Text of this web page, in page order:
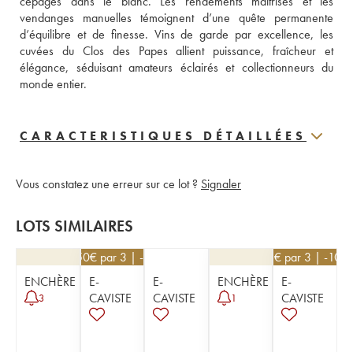
vendanges manuelles témoignent d’une quête permanente
d’équilibre et de finesse. Vins de garde par excellence, les
cuvées du Clos des Papes allient puissance, fraîcheur et
élégance, séduisant amateurs éclairés et collectionneurs du
monde entier.
CARACTERISTIQUES DÉTAILLÉES
Vous constatez une erreur sur ce lot ? Signaler
LOTS SIMILAIRES
ENCHÈRE
3
85,50€ par 3 | -10%
E-
CAVISTE
E-
CAVISTE
ENCHÈRE
1
€ par 3 | -10%
E-
CAVISTE